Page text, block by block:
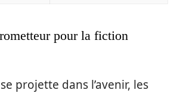
pour la fiction
projette dans l’avenir, les